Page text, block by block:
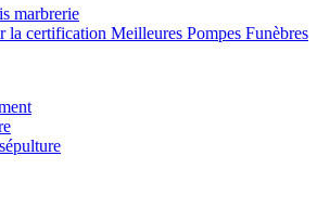
marbrerie
la certification Meilleures Pompes Funèbres